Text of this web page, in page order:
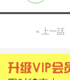
« 上一話